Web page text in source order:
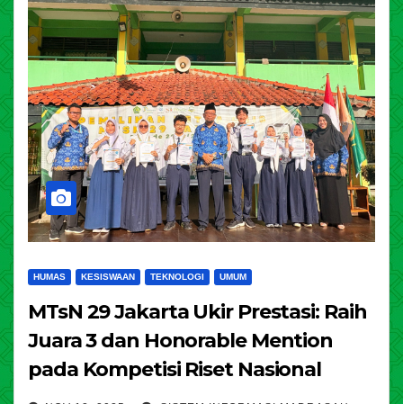
HUMAS KESISWAAN TEKNOLOGI UMUM
MTsN 29 Jakarta Ukir Prestasi: Raih
Juara 3 dan Honorable Mention
pada Kompetisi Riset Nasional
KREASI 2025